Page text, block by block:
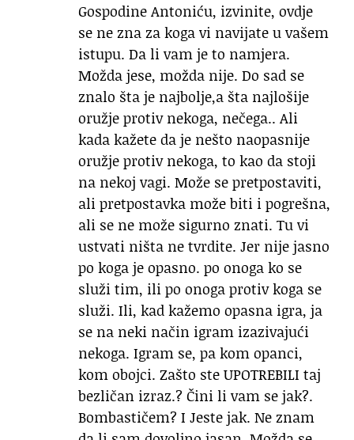
Gospodine Antoniću, izvinite, ovdje
se ne zna za koga vi navijate u vašem
istupu. Da li vam je to namjera.
Možda jese, možda nije. Do sad se
znalo šta je najbolje,a šta najlošije
oružje protiv nekoga, nečega.. Ali
kada kažete da je nešto naopasnije
oružje protiv nekoga, to kao da stoji
na nekoj vagi. Može se pretpostaviti,
ali pretpostavka može biti i pogrešna,
ali se ne može sigurno znati. Tu vi
ustvati ništa ne tvrdite. Jer nije jasno
po koga je opasno. po onoga ko se
služi tim, ili po onoga protiv koga se
služi. Ili, kad kažemo opasna igra, ja
se na neki način igram izazivajući
nekoga. Igram se, pa kom opanci,
kom obojci. Zašto ste UPOTREBILI taj
bezličan izraz.? Čini li vam se jak?.
Bombastičem? I Jeste jak. Ne znam